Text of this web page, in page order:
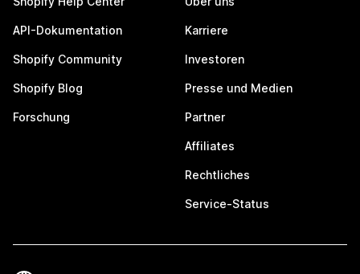
API-Dokumentation
Shopify Community
Shopify Blog
Forschung
Karriere
Investoren
Presse und Medien
Partner
Affiliates
Rechtliches
Service-Status